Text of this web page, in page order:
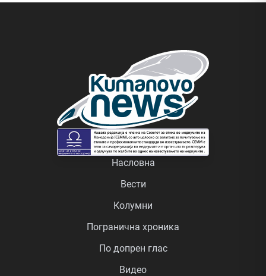
Насловна
Вести
Колумни
Погранична хроника
По допрен глас
Видео